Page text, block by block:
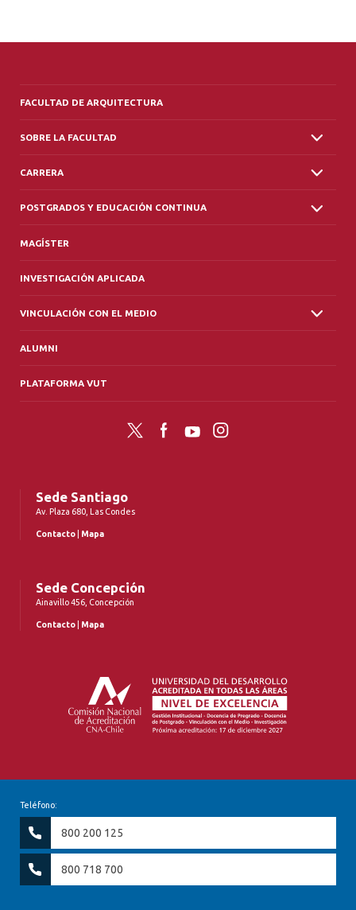
FACULTAD DE ARQUITECTURA
SOBRE LA FACULTAD
CARRERA
POSTGRADOS Y EDUCACIÓN CONTINUA
MAGÍSTER
INVESTIGACIÓN APLICADA
VINCULACIÓN CON EL MEDIO
ALUMNI
PLATAFORMA VUT
Twitter FacebookYouTubeInstagram
Sede Santiago
Av. Plaza 680, Las Condes
Contacto Mapa
Sede Concepción
Ainavillo 456, Concepción
Contacto Mapa
Teléfono:
800 200 125
800 718 700